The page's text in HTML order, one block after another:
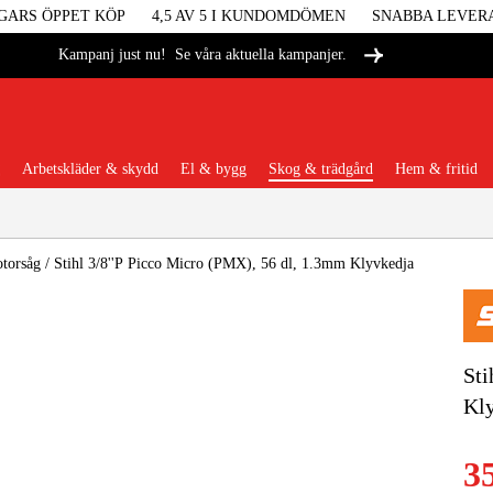
ÖPPET KÖP 4,5 AV 5 I KUNDOMDÖMEN SNABBA
Kampanj just nu! Se våra aktuella kampanjer.
Populära kategorier
Maskiner
Arbetskläder & skydd El & bygg Skog & trädgård Hem & fritid
/ Stihl 3/8''P Picco Micro (PMX), 56 dl, 1.3mm Klyvkedja